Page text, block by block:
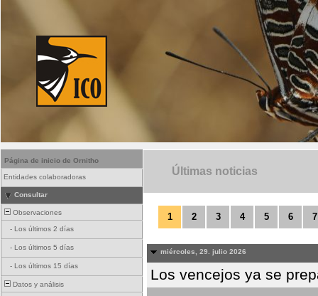
Página de inicio de Ornitho
Entidades colaboradoras
Consultar
Observaciones
- Los últimos 2 días
- Los últimos 5 días
- Los últimos 15 días
Datos y análisis
Últimas noticias
1 2 3 4 5 6 7
miércoles, 29. julio 2026
Los vencejos ya se